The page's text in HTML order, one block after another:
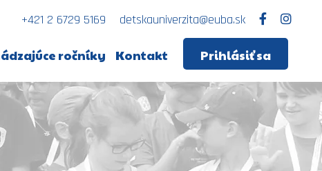
+421 2 6729 5169 detskauniverzita@euba.sk
ročníky Kontakt Prihlásiť sa